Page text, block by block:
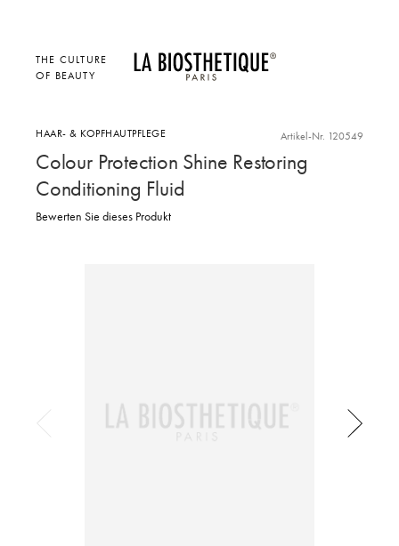
THE CULTURE
OF BEAUTY
HAAR- & KOPFHAUTPFLEGE Artikel-Nr. 120549
Colour Protection Shine Restoring
Conditioning Fluid
Bewerten Sie dieses Produkt